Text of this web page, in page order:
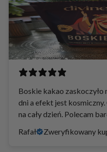
Boskie kakao zaskoczyło
dni a efekt jest
na cały dzień.
Rafał
Zweryfikowany